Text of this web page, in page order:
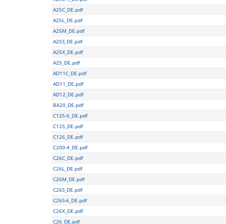
A25C_DE.pdf
A25L_DE.pdf
A25M_DE.pdf
A25S_DE.pdf
A25X_DE.pdf
A25_DE.pdf
AD11C_DE.pdf
AD11_DE.pdf
AD12_DE.pdf
BA20_DE.pdf
C125-6_DE.pdf
C125_DE.pdf
C126_DE.pdf
C200-4_DE.pdf
C26C_DE.pdf
C26L_DE.pdf
C26M_DE.pdf
C26S_DE.pdf
C26S-6_DE.pdf
C26X_DE.pdf
C26_DE.pdf